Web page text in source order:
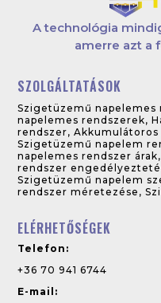
A technológia
amerre azt a
SZOLGÁLTATÁSOK
Szigetüzemű napelemes
napelemes rendszerek,
rendszer,
Szigetüzemű napelem
napelemes rendszer árak
rendszer
Szigetüzemű napelem
rendszer méretezése ,
ELÉRHETŐSÉGEK
Telefon:
+36 70 941 6744
E-mail: